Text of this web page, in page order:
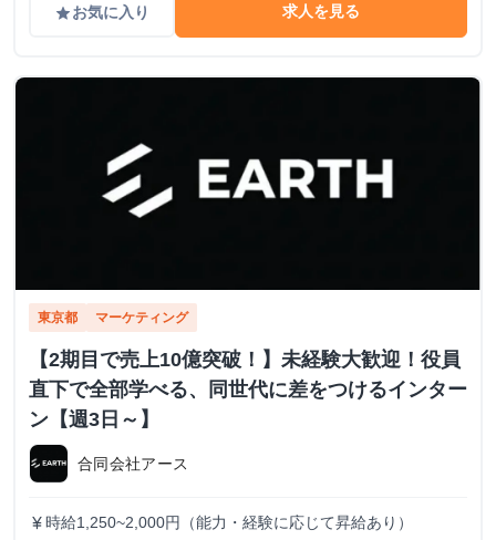
gradeお気に入り 求人を見る
東京都 マーケティング
【2期目で売上10億突破！】未経験大歓迎！役員
直下で全部学べる、同世代に差をつけるインター
ン【週3日～】
合同会社アース
currency_yen 時給1,250~2,000円（能力・経験に応じて昇給あり）